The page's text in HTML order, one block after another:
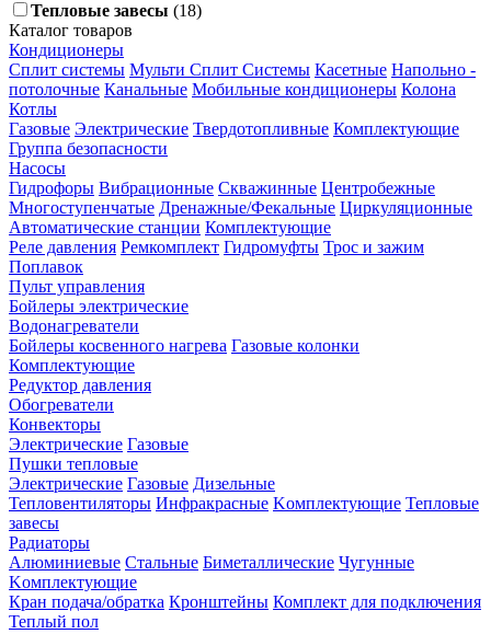
Тепловые завесы (18)
Каталог товаров
Кондиционеры
Сплит системы Мульти Сплит Системы Касетные Напольно -
потолочные Канальные Мобильные кондиционеры Колона
Котлы
Газовые Электрические Твердотопливные Комплектующие
Группа безопасности
Насосы
Гидрофоры Вибрационные Скважинные Центробежные
Многоступенчатые Дренажные/Фекальные Циркуляционные
Автоматические станции Комплектующие
Реле давления Ремкомплект Гидромуфты Трос и зажим
Поплавок
Пульт управления
Бойлеры электрические
Водонагреватели
Бойлеры косвенного нагрева Газовые колонки
Комплектующие
Редуктор давления
Обогреватели
Конвекторы
Электрические Газовые
Пушки тепловые
Электрические Газовые Дизельные
Тепловентиляторы Инфракрасные Kомплектующие Тепловые
завесы
Радиаторы
Алюминиевые Стальные Биметаллические Чугунные
Kомплектующие
Кран подача/обратка Кронштейны Комплект для подключения
Теплый пол